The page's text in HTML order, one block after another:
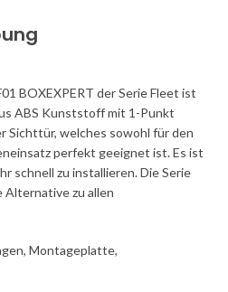
BOXEXPERT der Serie Fleet ist
ABS Kunststoff mit 1-Punkt
Sichttür, welches sowohl für den
perfekt geeignet ist. Es ist
schnell zu installieren. Die Serie
zu allen
Montageplatte,